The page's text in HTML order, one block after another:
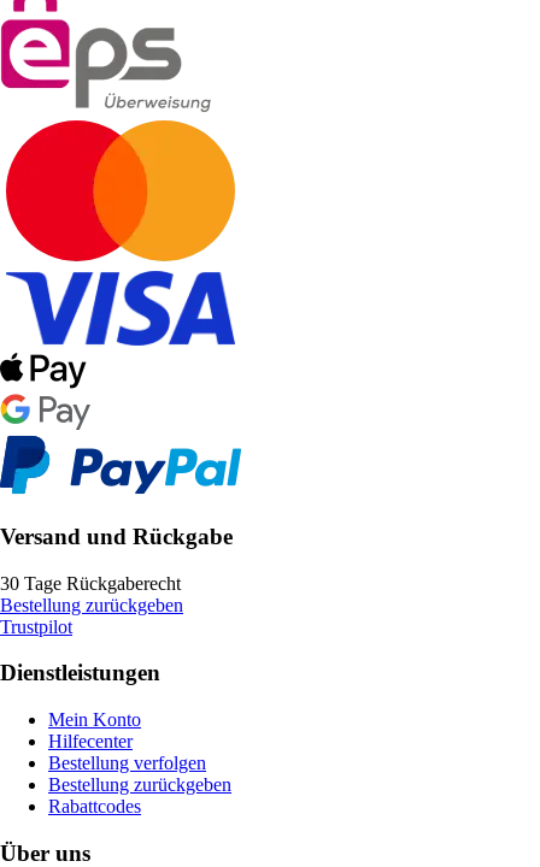
Versand und Rückgabe
30 Tage Rückgaberecht
Bestellung zurückgeben
Trustpilot
Dienstleistungen
Mein Konto
Hilfecenter
Bestellung verfolgen
Bestellung zurückgeben
Rabattcodes
Über uns